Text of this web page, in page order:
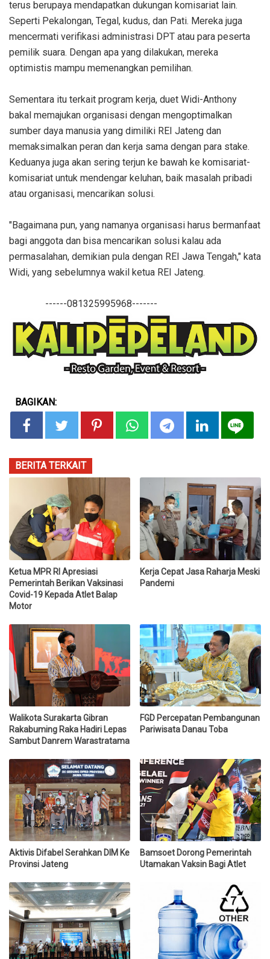
terus berupaya mendapatkan dukungan komisariat lain.
Seperti Pekalongan, Tegal, kudus, dan Pati. Mereka juga
mencermati verifikasi administrasi DPT atau para peserta
pemilik suara. Dengan apa yang dilakukan, mereka
optimistis mampu memenangkan pemilihan.
Sementara itu terkait program kerja, duet Widi-Anthony
bakal memajukan organisasi dengan mengoptimalkan
sumber daya manusia yang dimiliki REI Jateng dan
memaksimalkan peran dan kerja sama dengan para stake.
Keduanya juga akan sering terjun ke bawah ke komisariat-
komisariat untuk mendengar keluhan, baik masalah pribadi
atau organisasi, mencarikan solusi.
"Bagaimana pun, yang namanya organisasi harus bermanfaat
bagi anggota dan bisa mencarikan solusi kalau ada
permasalahan, demikian pula dengan REI Jawa Tengah," kata
Widi, yang sebelumnya wakil ketua REI Jateng.
------081325995968-------
BAGIKAN:
BERITA TERKAIT
Ketua MPR RI Apresiasi
Pemerintah Berikan Vaksinasi
Covid-19 Kepada Atlet Balap
Motor
Kerja Cepat Jasa Raharja Meski
Pandemi
Walikota Surakarta Gibran
Rakabuming Raka Hadiri Lepas
Sambut Danrem Warastratama
FGD Percepatan Pembangunan
Pariwisata Danau Toba
Aktivis Difabel Serahkan DIM Ke
Provinsi Jateng
Bamsoet Dorong Pemerintah
Utamakan Vaksin Bagi Atlet